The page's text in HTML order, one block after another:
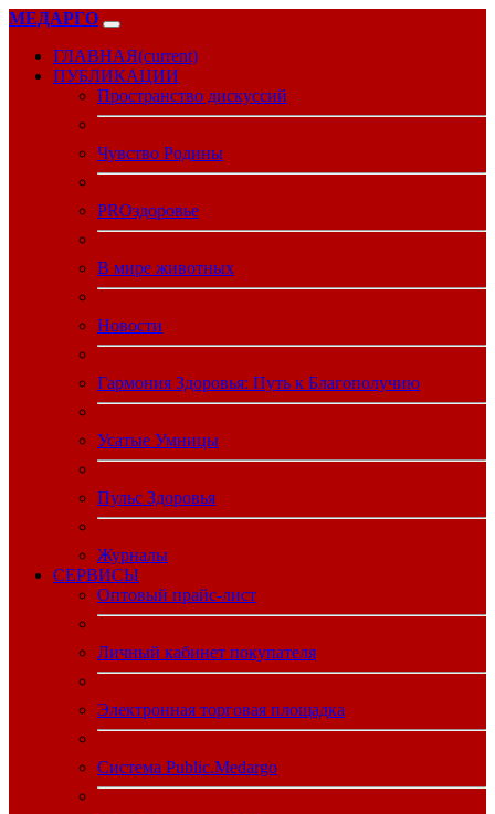
МЕДАРГО
ГЛАВНАЯ(current)
ПУБЛИКАЦИИ
Пространство дискуссий
Чувство Родины
PROздоровье
В мире животных
Новости
Гармония Здоровья: Путь к Благополучию
Усатые Умницы
Пульс Здоровья
Журналы
CЕРВИСЫ
Оптовый прайс-лист
Личный кабинет покупателя
Электронная торговая площадка
Система Public.Medargo